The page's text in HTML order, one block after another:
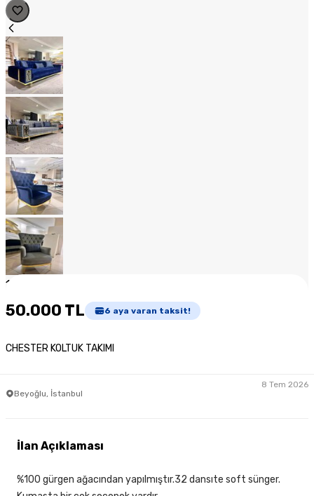
1
50.000 TL 6 aya varan taksit!
CHESTER KOLTUK TAKIMI
Beyoğlu, İstanbul
8 Tem 2026
İlan Açıklaması
%100 gürgen ağacından yapılmıştır.32 dansıte soft sünger.